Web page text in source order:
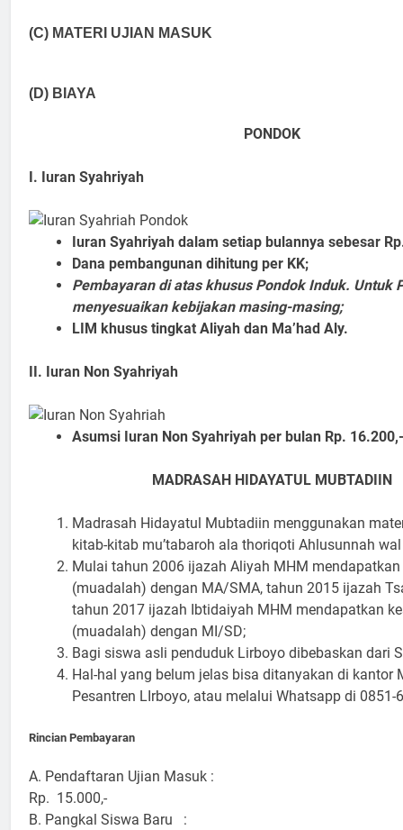
(C) MATERI UJIAN MASUK
(D) BIAYA
PONDOK
I. Iuran Syahriyah
Iuran Syahriyah dalam setiap bulannya sebesar
Dana pembangunan dihitung per KK;
Pembayaran di atas khusus Pondok Induk. Untuk
menyesuaikan kebijakan masing-masing;
LIM khusus tingkat Aliyah dan Ma’had Aly.
II. Iuran Non Syahriyah
Asumsi Iuran Non Syahriyah per bulan Rp.
MADRASAH HIDAYATUL MUBTADIIN
Madrasah Hidayatul Mubtadiin menggunakan
kitab-kitab mu’tabaroh ala thoriqoti Ahlusunnah
Mulai tahun 2006 ijazah Aliyah MHM
(muadalah) dengan MA/SMA, tahun 2015 ijazah
tahun 2017 ijazah Ibtidaiyah MHM mendapatkan
(muadalah) dengan MI/SD;
Bagi siswa asli penduduk Lirboyo dibebaskan dari
Hal-hal yang belum jelas bisa ditanyakan di kantor
Pesantren LIrboyo, atau melalui Whatsapp di 0851-
Rincian Pembayaran
A. Pendaftaran Ujian Masuk :
Rp. 15.000,-
B. Pangkal Siswa Baru :